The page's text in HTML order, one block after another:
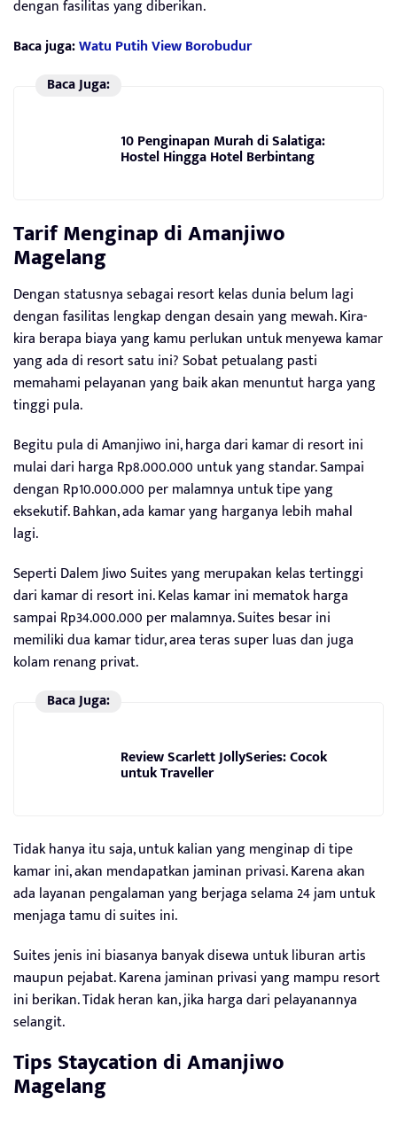
dengan fasilitas yang diberikan.
Baca juga:Watu Putih View Borobudur
Baca Juga:
10 Penginapan Murah di Salatiga:
Hostel Hingga Hotel Berbintang
Tarif Menginap diAmanjiwo
Magelang
Dengan statusnya sebagai resort kelas dunia belum lagi
dengan fasilitas lengkap dengan desain yang mewah. Kira-
kira berapa biaya yang kamu perlukan untuk menyewa kamar
yang ada di resort satu ini? Sobat petualang pasti
memahami pelayanan yang baik akan menuntut harga yang
tinggi pula.
Begitu pula di Amanjiwo ini, harga dari kamar di resort ini
mulai dari harga Rp8.000.000 untuk yang standar. Sampai
dengan Rp10.000.000 per malamnya untuk tipe yang
eksekutif. Bahkan, ada kamar yang harganya lebih mahal
lagi.
Seperti Dalem Jiwo Suites yang merupakan kelas tertinggi
dari kamar di resort ini. Kelas kamar ini mematok harga
sampai Rp34.000.000 per malamnya. Suites besar ini
memiliki dua kamar tidur, area teras super luas dan juga
kolam renang privat.
Baca Juga:
Review Scarlett JollySeries: Cocok
untuk Traveller
Tidak hanya itu saja, untuk kalian yang menginap di tipe
kamar ini, akan mendapatkan jaminan privasi. Karena akan
ada layanan pengalaman yang berjaga selama 24 jam untuk
menjaga tamu di suites ini.
Suites jenis ini biasanya banyak disewa untuk liburan artis
maupun pejabat. Karena jaminan privasi yang mampu resort
ini berikan. Tidak heran kan, jika harga dari pelayanannya
selangit.
Tips Staycation diAmanjiwo
Magelang